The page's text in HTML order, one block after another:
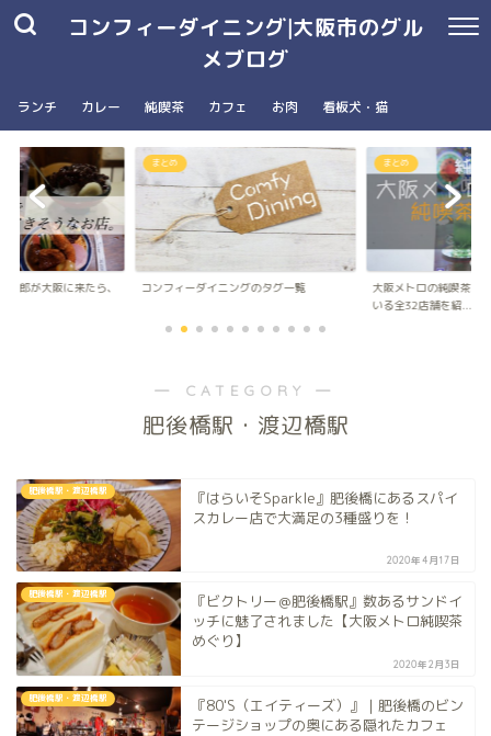
コンフィーダイニング|大阪市のグル
メブログ
ランチ カレー 純喫茶 カフェ お肉 看板犬・猫
五郎が大阪に来たら、
まとめ
コンフィーダイニングのタグ一覧
まとめ
大阪メトロの純喫茶パ
いる全32店舗を紹...
― CATEGORY ―
肥後橋駅・渡辺橋駅
肥後橋駅・渡辺橋駅
『はらいそSparkle』肥後橋にあるスパイ
スカレー店で大満足の3種盛りを！
2020年4月17日
肥後橋駅・渡辺橋駅
『ビクトリー＠肥後橋駅』数あるサンドイ
ッチに魅了されました【大阪メトロ純喫茶
めぐり】
2020年2月3日
肥後橋駅・渡辺橋駅
『80'S（エイティーズ）』｜肥後橋のビン
テージショップの奥にある隠れたカフェ